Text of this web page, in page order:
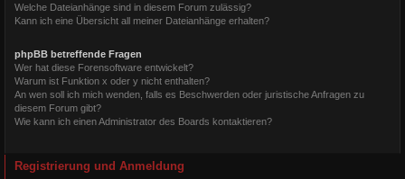
Welche Dateianhänge sind in diesem Forum zulässig?
Kann ich eine Übersicht all meiner Dateianhänge erhalten?
phpBB betreffende Fragen
Wer hat diese Forensoftware entwickelt?
Warum ist Funktion x oder y nicht enthalten?
An wen soll ich mich wenden, falls es Beschwerden oder juristische Anfragen zu
diesem Forum gibt?
Wie kann ich einen Administrator des Boards kontaktieren?
Registrierung und Anmeldung